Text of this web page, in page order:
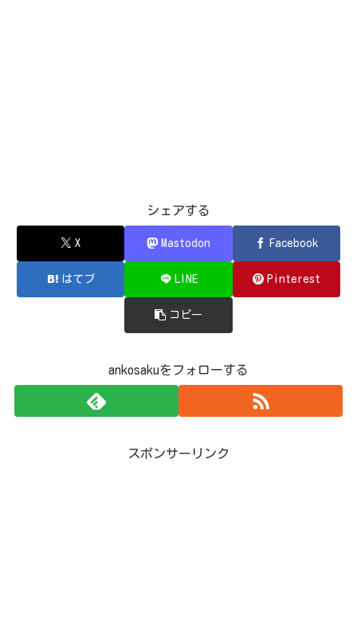
シェアする
X Mastodon Facebook
はてブ LINE Pinterest
コピー
ankosakuをフォローする
スポンサーリンク